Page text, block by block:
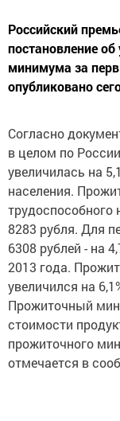
Российский
постановление
минимума за
опубликовано
Согласно
в целом по
увеличилась на
населения.
трудоспособного
8283 рубля. Для
6308 рублей - на
2013 года.
увеличился на
Прожиточный
стоимости
прожиточного
отмечается в